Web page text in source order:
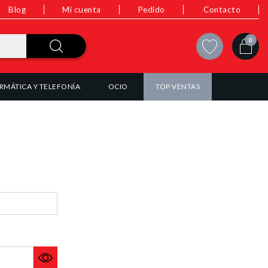
Blog Mi cuenta Pedido Contacto
0
Y TELEFONÍA OCIO TOP VENTAS